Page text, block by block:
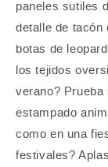
paneles sutiles
detalle de tacón
botas de
los tejidos
verano?
estampado
como en una
festivales?